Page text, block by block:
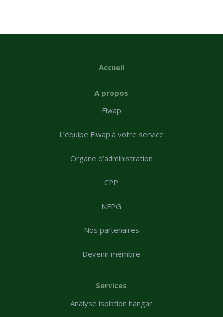
Accueil
A propos
Fiwap
L’équipe Fiwap à votre service
Organe d’administration
CPP
NEPG
Nos partenaires
Devenir membre
Services
Analyse isolation hangar